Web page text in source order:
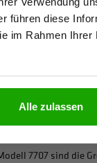
führen diese
im Rahmen Ihrer
Alle zulassen
PFAS
2,
7707 sind die